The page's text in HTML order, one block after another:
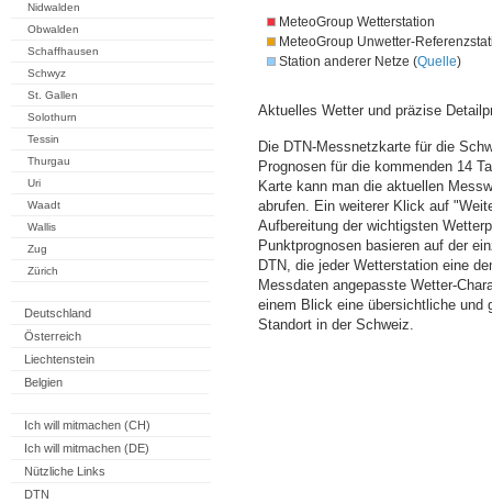
Nidwalden
Obwalden
Schaffhausen
Schwyz
St. Gallen
Solothurn
Tessin
Thurgau
Uri
Waadt
Wallis
Zug
Zürich
Deutschland
Österreich
Liechtenstein
Belgien
Ich will mitmachen (CH)
Ich will mitmachen (DE)
Nützliche Links
DTN
MeteoGroup Wetterstation
MeteoGroup Unwetter-
Station anderer Netze (Quelle)
Aktuelles Wetter und präzise
Die DTN-Messnetzkarte für die
Prognosen für die kommenden 14
Karte kann man die aktuellen
abrufen. Ein weiterer Klick auf
Aufbereitung der wichtigsten
Punktprognosen basieren auf der
DTN, die jeder Wetterstation eine
Messdaten angepasste Wetter-
einem Blick eine übersichtliche und
Standort in der Schweiz.